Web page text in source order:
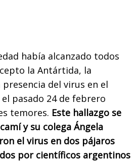
había alcanzado todos
la Antártida, la
del virus en el
pasado 24 de febrero
temores. Este hallazgo se
y su colega Ángela
el virus en dos pájaros
por científicos argentinos